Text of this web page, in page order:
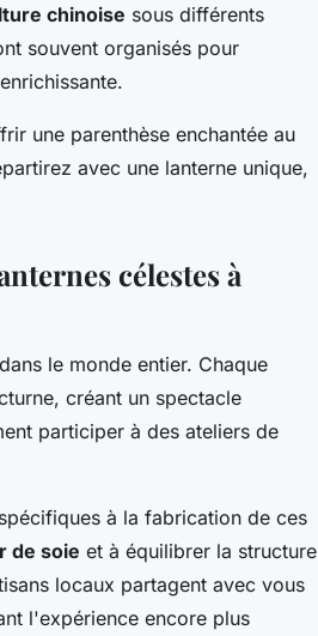
chinoise sous différents
souvent organisés pour
une parenthèse enchantée au
avec une lanterne unique,
célestes à
le monde entier. Chaque
créant un spectacle
participer à des ateliers de
à la fabrication de ces
de soie et à équilibrer la structure
locaux partagent avec vous
l'expérience encore plus